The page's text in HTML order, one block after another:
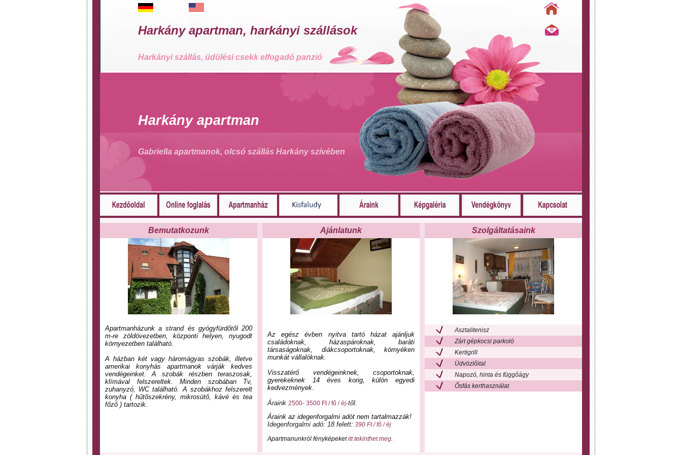
Harkány apartman, harkányi szállások
Harkányi szállás, üdülési csekk elfogadó panzió
Harkány apartman
Gabriella apartmanok, olcsó szállás Harkány szívében
Bemutatkozunk Ajánlatunk Szolgáltatásaink
Apartmanházunk a strand és gyógyfürdőtől 200
m-re zöldövezetben, központi helyen, nyugodt
környezetben található.
A házban két vagy háromágyas szobák, illetve
amerikai konyhás apartmanok várják kedves
vendégeinket. A szobák részben teraszosak,
klímával felszereltek. Minden szobában Tv,
zuhanyzó, WC található. A szobákhoz felszerelt
konyha ( hűtőszekrény, mikrosütő, kávé és tea
főző ) tartozik.
Az egész évben nyitva tartó házat ajánljuk
családoknak, házaspároknak, baráti
társaságoknak, diákcsoportoknak, környéken
munkát vállalóknak.
Visszatérő vendégeinknek, csoportoknak,
gyerekeknek 14 éves korig, külön egyedi
kedvezmények.
Áraink 2500- 3500 Ft / fő / éj-től.
Áraink az idegenforgalmi adót nem tartalmazzák!
Idegenforgalmi adó: 18 felett: 390 Ft / fő / éj
Apartmanunkról fényképeketitt tekinthet meg.
Asztalitenisz
Zárt gépkocsi parkoló
Kertigrill
Üdvözlőital
Napozó, hinta és függőágy
Ősfás kerthasználat